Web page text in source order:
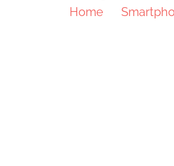
Home